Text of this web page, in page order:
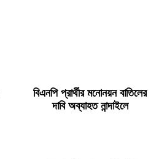
বিএনপি প্রার্থীর মনোনয়ন বাতিলের
দাবি অব্যাহত নান্দাইলে